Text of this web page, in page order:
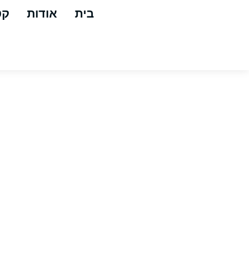
בית אודות